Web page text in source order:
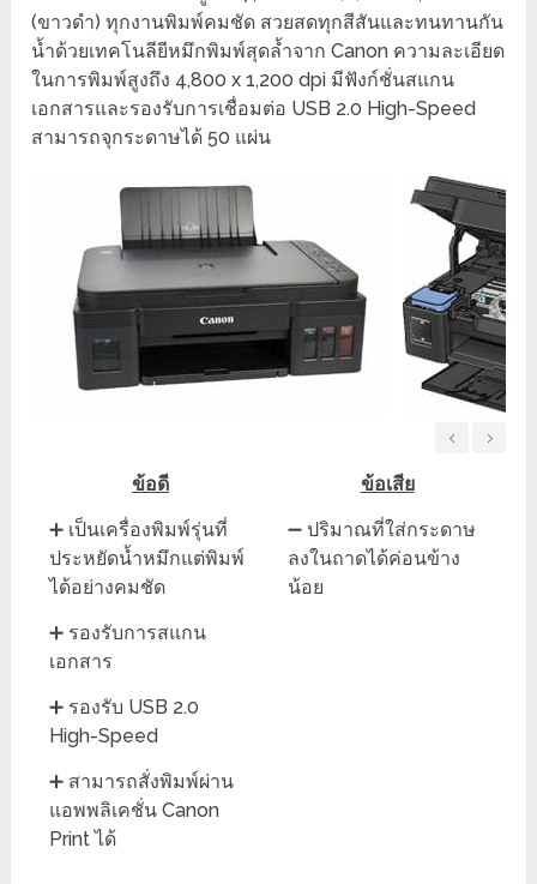
(ขาวดำ) ทุกงานพิมพ์คมชัด สวยสดทุกสีสันและทนทานกัน
น้ำด้วยเทคโนลียีหมึกพิมพ์สุดล้ำจาก Canon ความละเอียด
ในการพิมพ์สูงถึง 4,800 x 1,200 dpi มีฟังก์ชั่นสแกน
เอกสารและรองรับการเชื่อมต่อ USB 2.0 High-Speed
สามารถจุกระดาษได้ 50 แผ่น
ข้อดี
ข้อเสีย
➕ เป็นเครื่องพิมพ์รุ่นที่
ประหยัดน้ำหมึกแต่พิมพ์
ได้อย่างคมชัด
➖ ปริมาณที่ใส่กระดาษ
ลงในถาดได้ค่อนข้าง
น้อย
➕ รองรับการสแกน
เอกสาร
➕ รองรับ USB 2.0
High-Speed
➕ สามารถสั่งพิมพ์ผ่าน
แอพพลิเคชั่น Canon
Print ได้